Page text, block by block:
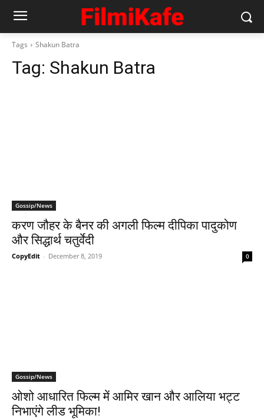
Tags Shakun Batra
Tag: Shakun Batra
Gossip/News
करण जौहर के बैनर की अगली फिल्‍म दीपिका पादुकोण
और सिद्धार्थ चतुर्वेदी
CopyEdit - December 8, 2019 0
Gossip/News
ओशो आधारित फिल्म में आमिर खान और आलिया भट्ट
निभाएंगे लीड भूमिका!